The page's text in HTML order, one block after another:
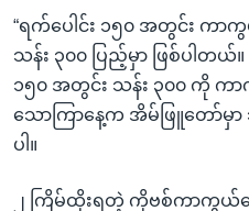
“ရက်ပေါင်း ၁၅၀ အတွင်း က
သန်း ၃၀၀ ပြည့်မှာ ဖြစ်ပါတယ်။
၁၅၀ အတွင်း သန်း ၃၀၀ ကို က
သောကြာနေ့က အိမ်ဖြူတော်မှ
ပါ။
၂ ကြိမ်ထိုးရတဲ့ ကိုဗစ်ကာကွယ်ဆ